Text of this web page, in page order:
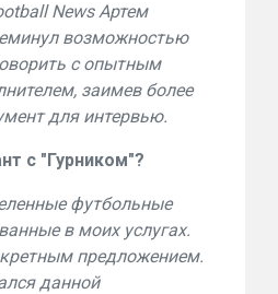
News Артем
возможностью
с опытным
заимев более
для интервью.
с "Гурником"?
футбольные
в моих услугах.
предложением.
данной